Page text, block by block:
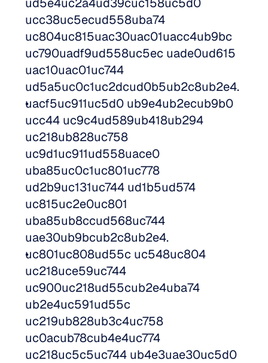
ucc38uc5ecud558uba74
uc804uc815uac30uac01uacc4ub9bc
uc790uadf9ud558uc5ec uade0ud615
uac10uac01uc744
ud5a5uc0c1uc2dcud0b5ub2c8ub2e4.
uacf5uc911uc5d0 ub9e4ub2ecub9b0
ucc44 uc9c4ud589ub418ub294
uc218ub828uc758
uc9d1uc911ud558uace0
uba85uc0c1uc801uc778
ud2b9uc131uc744 ud1b5ud574
uc815uc2e0uc801
uba85ub8ccud568uc744
uae30ub9bcub2c8ub2e4.
uc801uc808ud55c uc548uc804
uc218uce59uc744
uc900uc218ud55cub2e4uba74
ub2e4uc591ud55c
uc219ub828ub3c4uc758
uc0acub78cub4e4uc774
uc218uc5c5uc744 ub4e3uae30uc5d0